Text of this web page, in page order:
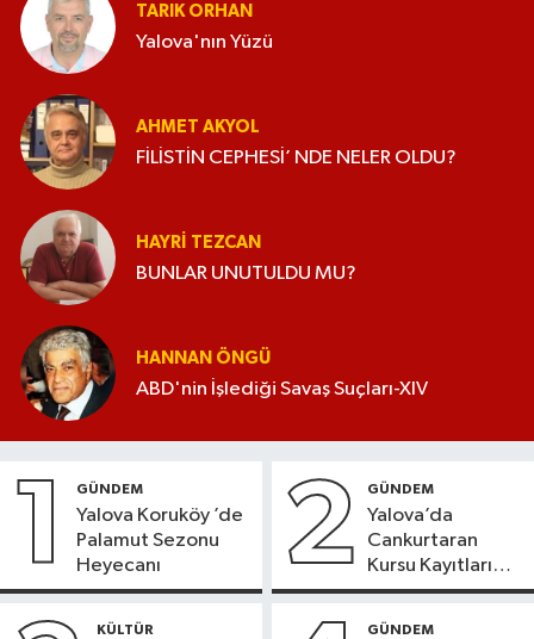
TARIK ORHAN
Yalova'nın Yüzü
AHMET AKYOL
FİLİSTİN CEPHESİ’ NDE NELER OLDU?
HAYRI TEZCAN
BUNLAR UNUTULDU MU?
HANNAN ÖNGÜ
ABD'nin İşlediği Savaş Suçları-XIV
1 GÜNDEM
Yalova Koruköy ’de
Palamut Sezonu
Heyecanı
2 GÜNDEM
Yalova’da
Cankurtaran
Kursu Kayıtları
Başladı
KÜLTÜR GÜNDEM